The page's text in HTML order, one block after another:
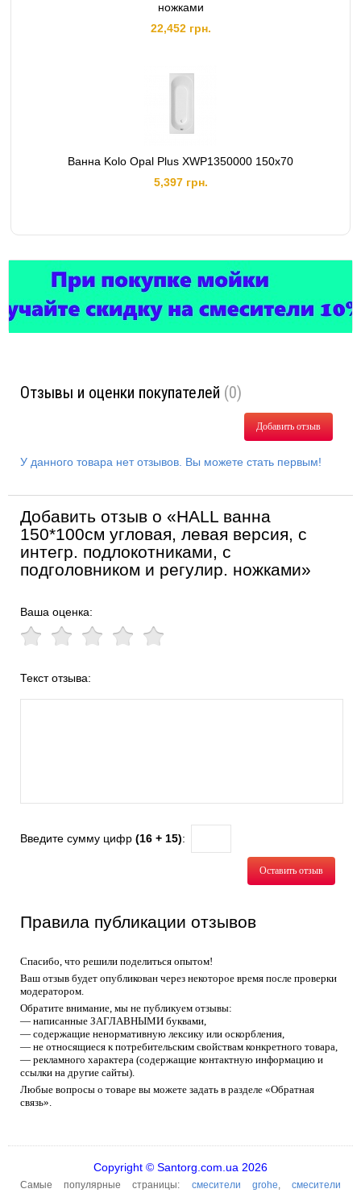
ножками
22,452 грн.
Ванна Kolo Opal Plus XWP1350000 150x70
5,397 грн.
Отзывы и оценки покупателей (0)
Добавить отзыв
У данного товара нет отзывов. Вы можете стать первым!
Добавить отзыв о «HALL ванна
150*100см угловая, левая версия, с
интегр. подлокотниками, с
подголовником и регулир. ножками»
Ваша оценка:
Текст отзыва:
Введите сумму цифр (16 + 15):
Оставить отзыв
Правила публикации отзывов
Спасибо, что решили поделиться опытом!
Ваш отзыв будет опубликован через некоторое время после проверки
модератором.
Обратите внимание, мы не публикуем отзывы:
— написанные ЗАГЛАВНЫМИ буквами,
— содержащие ненормативную лексику или оскорбления,
— не относящиеся к потребительским свойствам конкретного товара,
— рекламного характера (содержащие контактную информацию и
ссылки на другие сайты).
Любые вопросы о товаре вы можете задать в разделе «Обратная
связь».
Copyright © Santorg.com.ua 2026
Самые популярные страницы: смесители grohe,смесители